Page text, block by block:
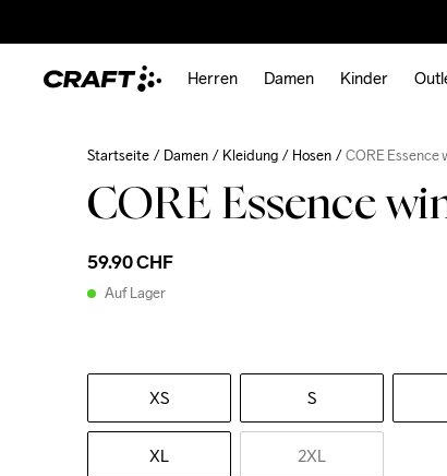
Herren Damen Kinder
Startseite Damen Kleidung Hosen CORE Essence
CORE Essence
59.90 CHF
Auf Lager
XS S
XL 2XL